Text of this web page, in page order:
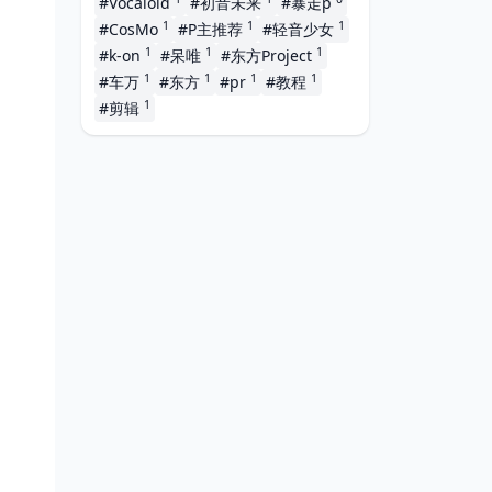
#CosMo 1 #P主推荐 1 #轻音少女 1
#k-on 1 #呆唯 1 #东方Project 1
#车万 1 #东方 1 #pr 1 #教程 1
#剪辑 1